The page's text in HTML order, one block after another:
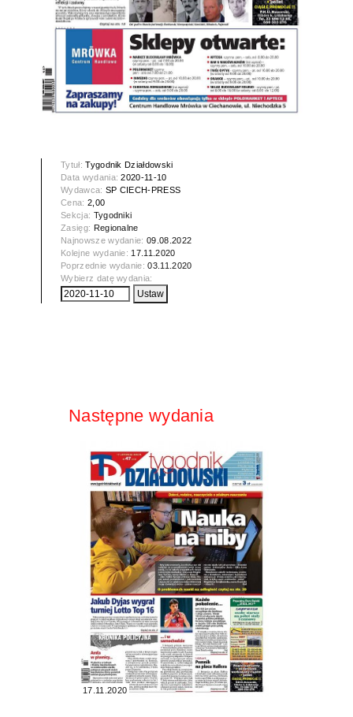
Tytuł:Tygodnik Działdowski
Data wydania:2020-11-10
Wydawca: SP CIECH-PRESS
Cena: 2,00
Sekcja: Tygodniki
Zasięg: Regionalne
Najnowsze wydanie:09.08.2022
Kolejne wydanie: 17.11.2020
Poprzednie wydanie:03.11.2020
Wybierz datę wydania:
Następne wydania
17.11.2020